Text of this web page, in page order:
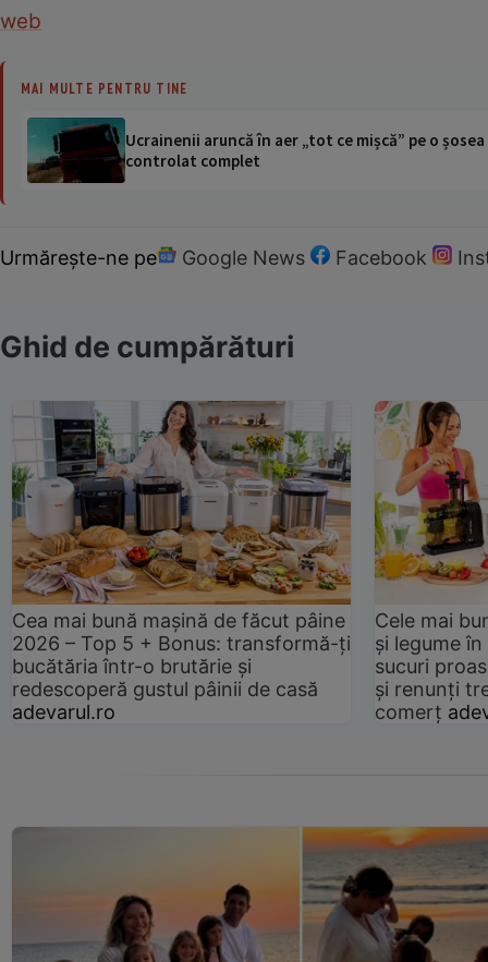
web
MAI MULTE PENTRU TINE
Ucrainenii aruncă în aer „tot ce mișcă” pe o
controlat complet
Urmărește-ne pe Google News Facebook
Ghid de cumpărături
Cea mai bună mașină de făcut pâine
2026 – Top 5 + Bonus: transformă-ți
bucătăria într-o brutărie și
redescoperă gustul pâinii de casă
adevarul.ro
Cele mai
și legume
sucuri
și renunți
comerț